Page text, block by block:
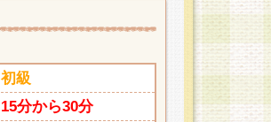
初級
15分から30分